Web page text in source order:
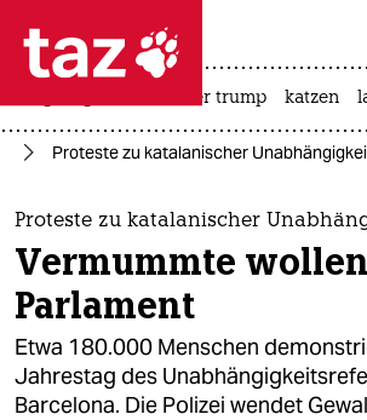
 taz zahl ich
taz zahl ich
themen
politik
öko
gesellschaft
usa unter trump katzen
Proteste zu katalanischer
Proteste zu katalanischer
Vermummte
Parlament
Etwa 180.000 Menschen
Jahrestag des
Barcelona. Die Polizei wendet